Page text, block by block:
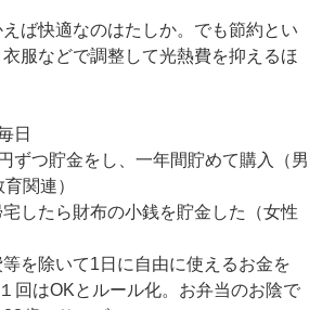
ば快適なのはたしか。でも節約とい
服などで調整して光熱費を抑えるほ
日
ずつ貯金をし、一年間貯めて購入（男
関連）
宅したら財布の小銭を貯金した（女性
等を除いて1日に自由に使えるお金を
回はOKとルール化。お弁当のお陰で